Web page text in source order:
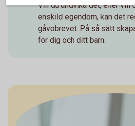
Vill du undvika det, eller vill
enskild egendom, kan det
gåvobrevet. På så sätt
för dig och ditt barn.